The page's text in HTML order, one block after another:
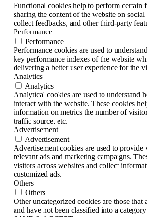
Functional cookies help to perform certain
sharing the content of the website on social
collect feedbacks, and other third-party
Performance
Performance
Performance cookies are used to
key performance indexes of the website
delivering a better user experience for the
Analytics
Analytics
Analytical cookies are used to understand
interact with the website. These cookies
information on metrics the number of
traffic source, etc.
Advertisement
Advertisement
Advertisement cookies are used to provide
relevant ads and marketing campaigns.
visitors across websites and collect
customized ads.
Others
Others
Other uncategorized cookies are those that
and have not been classified into a category